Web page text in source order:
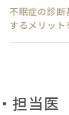
不眠症の診
するメリット
担当医